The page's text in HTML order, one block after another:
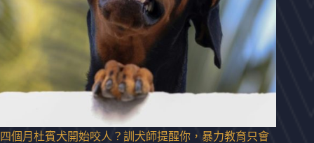
四個月杜賓犬開始咬人？訓犬師提醒你，暴力教育只會